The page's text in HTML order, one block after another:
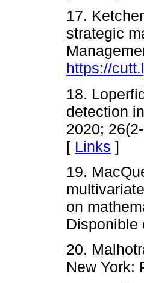
17.
strategic
https://
18.
detection
2020;
[ Links ]
19.
on
Disponible
20.
New York: